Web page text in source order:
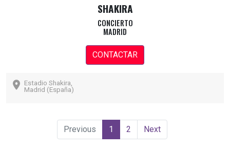
SHAKIRA
CONCIERTO
MADRID
CONTACTAR
Estadio Shakira,
Madrid (España)
Previous 1 (current)
2 Next